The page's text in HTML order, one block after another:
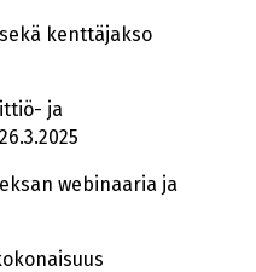
kenttäjakso
ja
webinaaria ja